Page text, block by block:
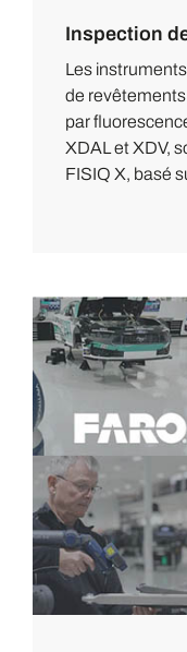
Inspection
Les
de
par
XDAL et XDV,
FISIQ X, basé